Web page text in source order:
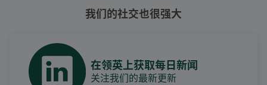
我们的社交也很强大
在领英上获取每日新闻
关注我们的最新更新